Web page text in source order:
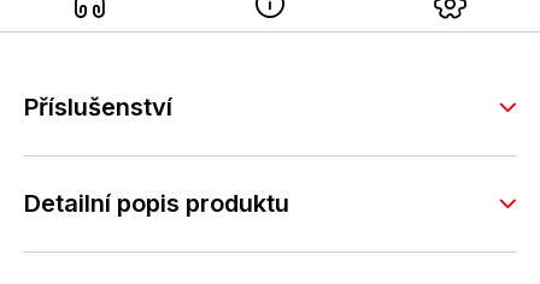
Příslušenství
Detailní popis produktu